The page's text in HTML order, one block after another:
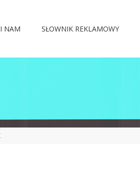
NAM SŁOWNIK REKLAMOWY